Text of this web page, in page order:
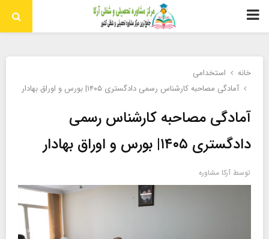
منوی
خانه
استخدامی
آمادگی مصاحبه کارشناس رسمی دادگستری ۱۴۰۵| بورس و اوراق بهادار
آمادگی مصاحبه کارشناس رسمی
دادگستری ۱۴۰۵| بورس و اوراق بهادار
توسط آرکا مشاوره